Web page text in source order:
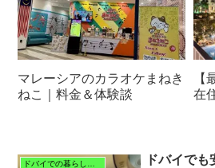
マレーシアのカラオケまねき
ねこ｜料金＆体験談
【
在
ドバイで